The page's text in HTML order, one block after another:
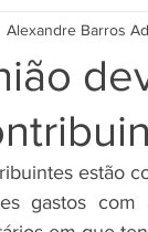
Alexandre Barros
estão
gastos